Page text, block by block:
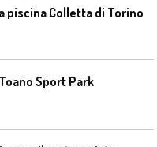
piscina Colletta di Torino
Sport Park